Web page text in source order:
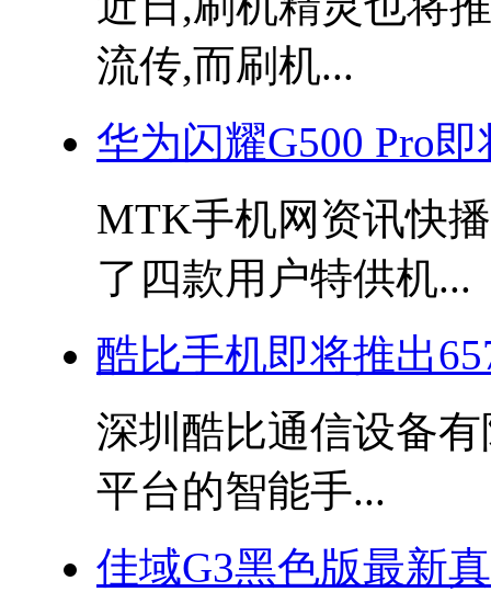
流传,而刷机...
华为闪耀G500 Pro
MTK手机网资讯快
了四款用户特供机...
酷比手机即将推出
深圳酷比通信设备
平台的智能手...
佳域G3黑色版最新